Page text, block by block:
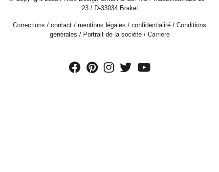
23 / D-33034 Brakel
Corrections / contact / mentions légales / confidentialité / Conditions
générales / Portrait de la société/ Carriere